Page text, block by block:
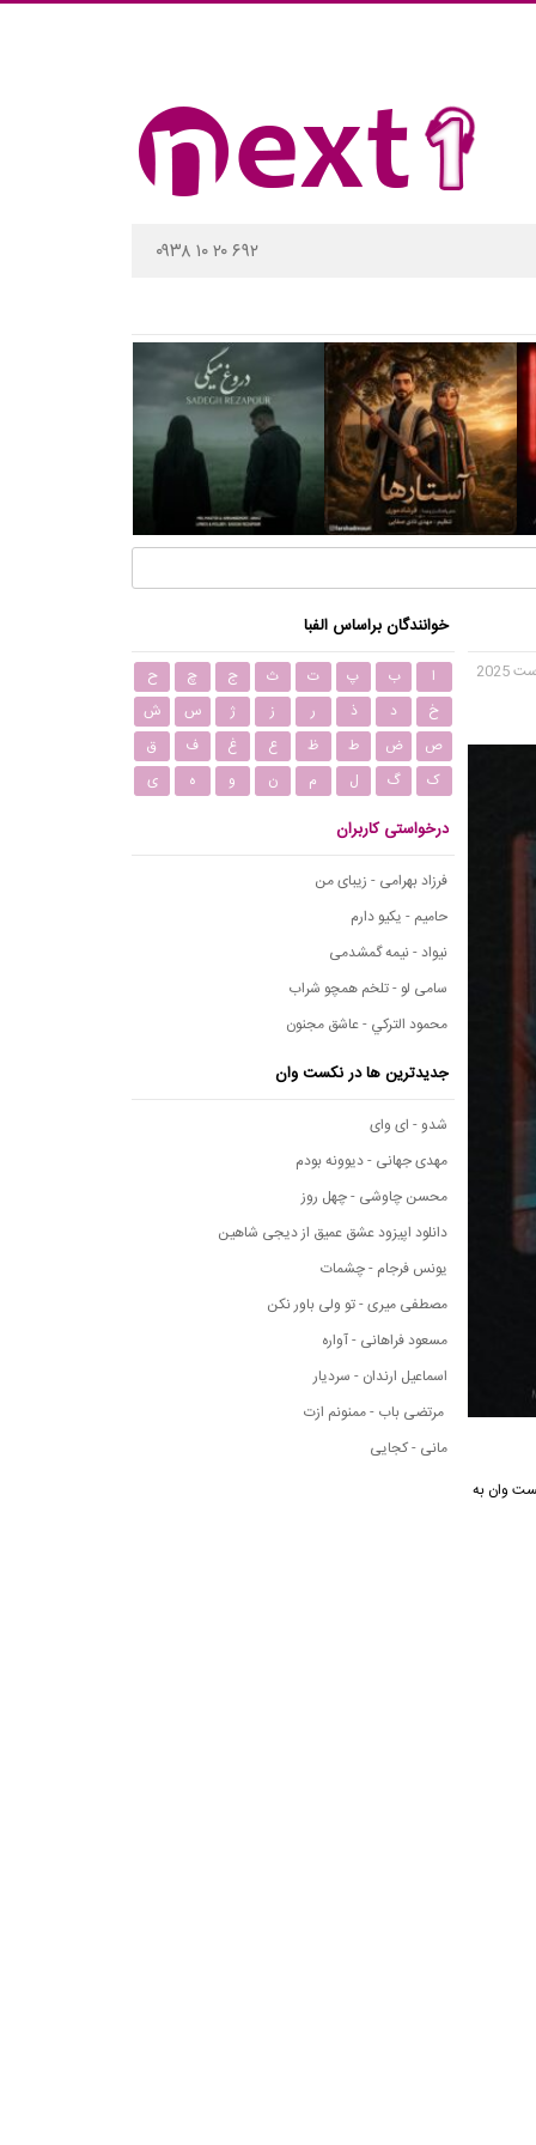
۰۹۳۸ ۱۰ ۲۰ ۶۹۲
وان به
خوانندگان براساس الفبا
ا ب پ ت ث ج چ
ح
خ
د ذ ر ز ژ س
ش
ص
ض ط ظ ع غ ف
ق
ک
گ ل م ن و ه ی
درخواستی کاربران
فرزاد بهرامی - زیبای من
حامیم - یکیو دارم
نیواد - نیمه گمشدمی
سامی لو - تلخم همچو شراب
محمود التركي - عاشق مجنون
جدیدترین ها در نکست وان
شدو - ای وای
مهدی جهانی - دیوونه بودم
محسن چاوشی - چهل روز
دانلود اپیزود عشق عمیق از دیجی شاهین
یونس فرجام - چشمات
مصطفی میری - تو ولی باور نکن
مسعود فراهانی - آواره
اسماعیل ارندان - سردیار
مرتضی باب - ممنونم ازت
مانی - کجایی